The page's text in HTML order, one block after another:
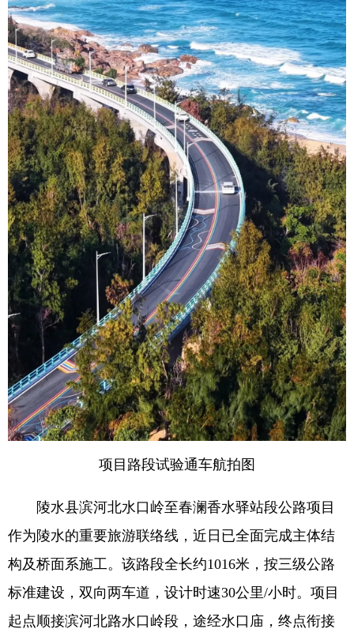
项目路段试验通车航拍图
陵水县滨河北水口岭至春澜香水驿站段公路项目
作为陵水的重要旅游联络线，近日已全面完成主体结
构及桥面系施工。该路段全长约1016米，按三级公路
标准建设，双向两车道，设计时速30公里/小时。项目
起点顺接滨河北路水口岭段，途经水口庙，终点衔接